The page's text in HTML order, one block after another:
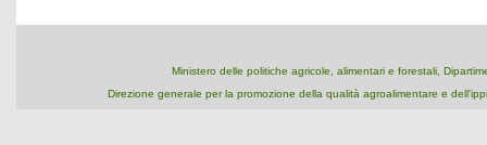
Ministero delle politiche agricole, alimentari e forestali,
Direzione generale per la promozione della qualità agroalimentare e